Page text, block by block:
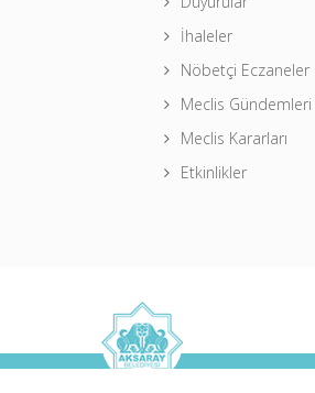
İhaleler
Nöbetçi Eczaneler
Meclis Gündemleri
Meclis Kararları
Etkinlikler